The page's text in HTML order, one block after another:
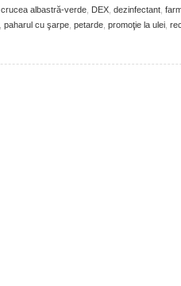
crucea albastră-verde DEX dezinfectant
paharul cu şarpe petarde promoţie la ulei